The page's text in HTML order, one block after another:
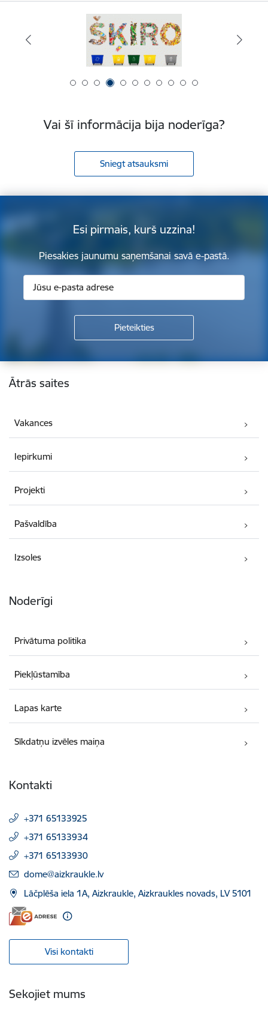
Vai šī informācija bija noderīga?
Sniegt atsauksmi
Esi pirmais, kurš uzzina!
Piesakies jaunumu saņemšanai savā e-pastā.
Kājene
Ātrās saites
Vakances
Iepirkumi
Projekti
Pašvaldība
Izsoles
Noderīgi
Privātuma politika
Piekļūstamība
Lapas karte
Sīkdatņu izvēles maiņa
Kontakti
+371 65133925
+371 65133934
+371 65133930
E-pasts:
dome@aizkraukle.lv
Lāčplēša iela 1A, Aizkraukle, Aizkraukles novads, LV 5101
Visi kontakti
Sekojiet mums